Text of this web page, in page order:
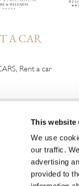
This website
We use
our traffic.
advertising
provided to
A CAR
Rent a car